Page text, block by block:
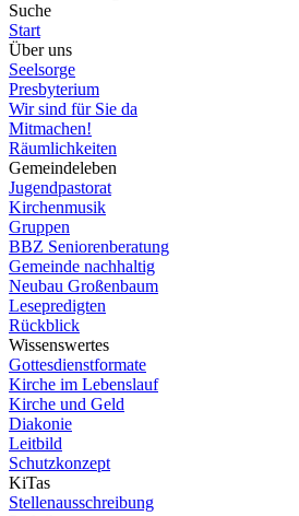
Suche
Start
Über uns
Seelsorge
Presbyterium
Wir sind für Sie da
Mitmachen!
Räumlichkeiten
Gemeindeleben
Jugendpastorat
Kirchenmusik
Gruppen
BBZ Seniorenberatung
Gemeinde nachhaltig
Neubau Großenbaum
Lesepredigten
Rückblick
Wissenswertes
Gottesdienstformate
Kirche im Lebenslauf
Kirche und Geld
Diakonie
Leitbild
Schutzkonzept
KiTas
Stellenausschreibung